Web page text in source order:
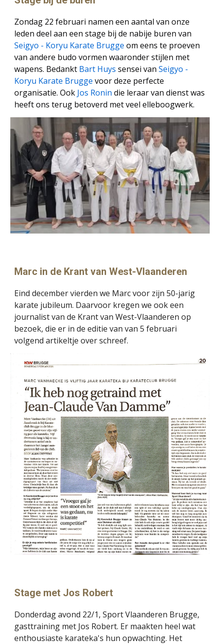
Zondag 22 februari namen een aantal van onze
leden deel aan een stage bij de nabije burenvan
Seigyo - Koryu Karate Brugge om eens te proeven
van andere budo vormen waaronder stijlen met
wapens. Bedankt Bart Huys sensei van Seigyo -
Koryu Karate Brugge voor deze perfecte
organisatie. Ook Jos Ronin die leraar van dienst was
heeft ons terug betoverd met veel elleboogwerk.
Marc in de Krant van West-Vlaanderen
Eind december vierden we Marc voor zijn 50-jarig
karate jubileum. Daarvoor kregen we ook een
journalist van de Krant van West-Vlaanderen op
bezoek, die er in de editie vanvan 5 februari
volgend artikeltje over schreef.
Stage met Jos Robert
Donderdag avond 22/1, Sport Vlaanderen Brugge,
gasttraining met Jos Robert. Er maakten heel wat
enthousiaste karateka's hun opwachting. Het